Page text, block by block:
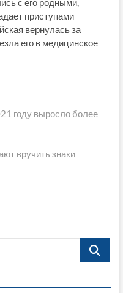
с его родными,
приступами
вернулась за
его в медицинское
году выросло более
вручить знаки
Поиск…